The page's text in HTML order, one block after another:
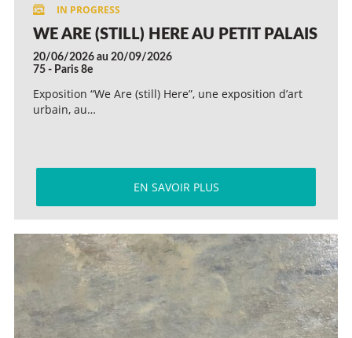
WE ARE (STILL) HERE AU PETIT PALAIS
20/06/2026 au 20/09/2026
75 - Paris 8e
Exposition “We Are (still) Here”, une exposition d’art
urbain, au…
EN SAVOIR PLUS